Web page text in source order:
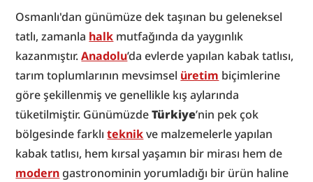
Osmanlı'dan günümüze dek taşınan bu geleneksel
tatlı, zamanla halk mutfağında da yaygınlık
kazanmıştır. Anadolu’da evlerde yapılan kabak tatlısı,
tarım toplumlarının mevsimsel üretim biçimlerine
göre şekillenmiş ve genellikle kış aylarında
tüketilmiştir. Günümüzde Türkiye’nin pek çok
bölgesinde farklı teknik ve malzemelerle yapılan
modern gastronominin yorumladığı bir ürün haline